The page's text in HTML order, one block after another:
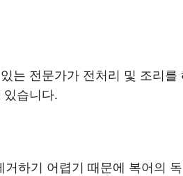
는 전문가가 전처리 및 조리
있습니다.
하기 어렵기 때문에 복어의